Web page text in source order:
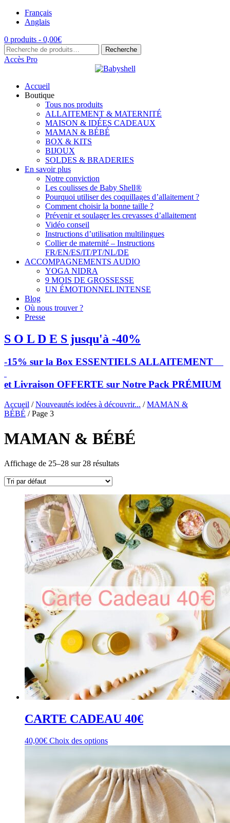
Français
Anglais
0 produits - 0,00€
Recherche
pour :
Recherche
Accès Pro
Accueil
Boutique
Tous nos produits
ALLAITEMENT & MATERNITÉ
MAISON & IDÉES CADEAUX
MAMAN & BÉBÉ
BOX & KITS
BIJOUX
SOLDES & BRADERIES
En savoir plus
Notre conviction
Les coulisses de Baby Shell®
Pourquoi utiliser des coquillages d’allaitement ?
Comment choisir la bonne taille ?
Prévenir et soulager les crevasses d’allaitement
Vidéo conseil
Instructions d’utilisation multilingues
Collier de maternité – Instructions
FR/EN/ES/IT/PT/NL/DE
ACCOMPAGNEMENTS AUDIO
YOGA NIDRA
9 MOIS DE GROSSESSE
UN ÉMOTIONNEL INTENSE
Blog
Où nous trouver ?
Presse
S O L D E S jusqu'à -40%
-15% sur la Box ESSENTIELS ALLAITEMENT
et Livraison OFFERTE sur Notre Pack PRÉMIUM
Accueil /Nouveautés iodées à découvrir... /MAMAN &
BÉBÉ / Page 3
MAMAN & BÉBÉ
Affichage de 25–28 sur 28 résultats
CARTE CADEAU 40€
40,00€ Choix des optionsCe
plusieurs
variations.
Les
options
peuvent
être